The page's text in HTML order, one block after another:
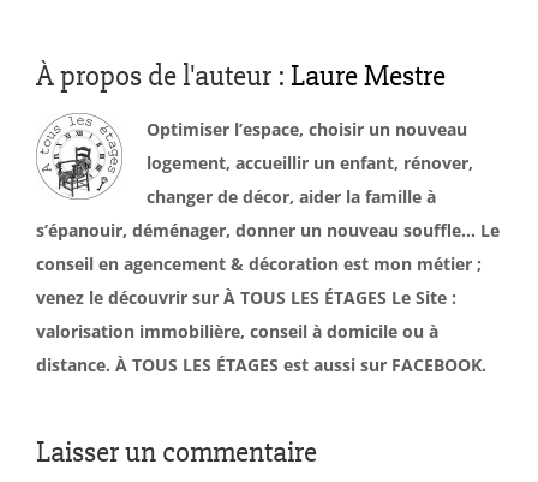
À propos de l'auteur : Laure Mestre
Optimiser l’espace, choisir un nouveau
logement, accueillir un enfant, rénover,
changer de décor, aider la famille à
s’épanouir, déménager, donner un nouveau souffle… Le
conseil en agencement & décoration est mon métier ;
venez le découvrir sur À TOUS LES ÉTAGES Le Site :
valorisation immobilière, conseil à domicile ou à
distance. À TOUS LES ÉTAGES est aussi sur FACEBOOK.
Laisser un commentaire